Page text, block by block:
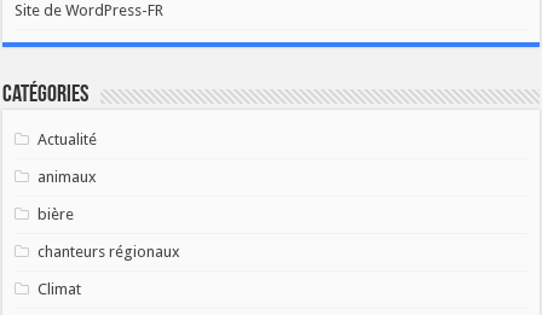
Site de WordPress-FR
Catégories
Actualité
animaux
bière
chanteurs régionaux
Climat